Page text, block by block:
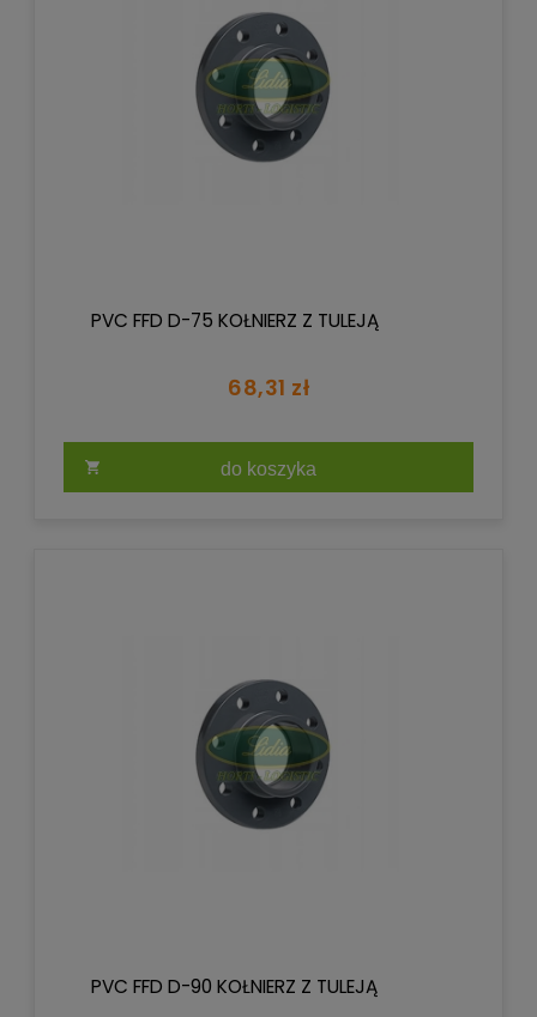
PVC FFD D-75 KOŁNIERZ Z TULEJĄ
68,31 zł
do koszyka
PVC FFD D-90 KOŁNIERZ Z TULEJĄ